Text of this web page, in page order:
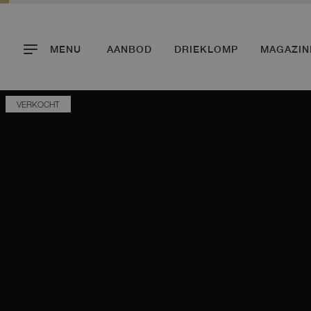
MENU AANBOD DRIEKLOMP
VERKOCHT